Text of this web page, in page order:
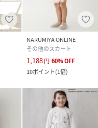
NARUMIYA ONLINE
その他のスカート
1,188円 60%OFF
10ポイント(1倍)